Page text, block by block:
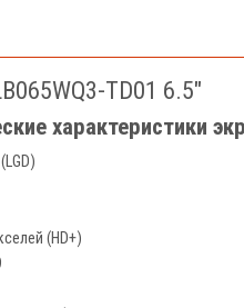
TD01 6.5"
характеристики
(HD+)